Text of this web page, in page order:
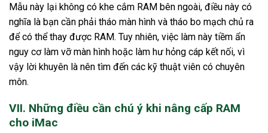
Mẫu này lại không có khe cắm RAM bên ngoài, điều này có
nghĩa là bạn cần phải tháo màn hình và tháo bo mạch chủ ra
để có thể thay được RAM. Tuy nhiên, việc làm này tiềm ẩn
nguy cơ làm vỡ màn hình hoặc làm hư hỏng cáp kết nối, vì
vậy lời khuyên là nên tìm đến các kỹ thuật viên có chuyên
môn.
VII. Những điều cần chú ý khi nâng cấp RAM
cho iMac